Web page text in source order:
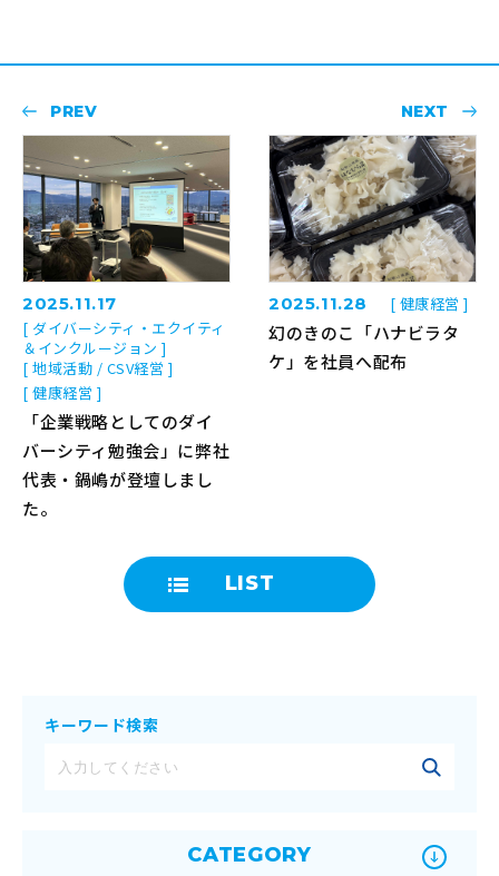
PREV
2025.11.17
[ ダイバーシティ・エクイティ
＆インクルージョン ]
[ 地域活動 / CSV経営 ]
[ 健康経営 ]
「企業戦略としてのダイ
バーシティ勉強会」に弊社
代表・鍋嶋が登壇しまし
た。
LIST
NEXT
2025.11.28 [ 健康経営 ]
幻のきのこ「ハナビラタ
ケ」を社員へ配布
キーワード検索
CATEGORY